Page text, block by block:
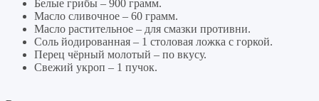
Белые грибы – 900 грамм.
Масло сливочное – 60 грамм.
Масло растительное – для смазки противни.
Соль йодированная – 1 столовая ложка с горкой.
Перец чёрный молотый – по вкусу.
Свежий укроп – 1 пучок.